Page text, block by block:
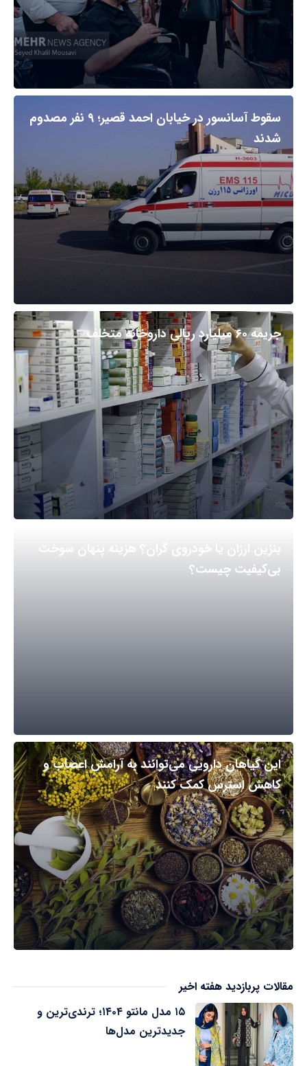
سقوط آسانسور در خیابان احمد قصیر؛ ۹ نفر مصدوم
شدند
جریمه ۶۰ میلیارد ریالی داروخانه متخلف
بنزین ارزان یا خودروی گران؟ هزینه پنهان سوخت
بی‌کیفیت چیست؟
این گیاهان دارویی می‌توانند به آرامش اعصاب و
کاهش استرس کمک کنند
مقالات پربازدید هفته اخیر
۱۵ مدل مانتو ۱۴۰۴؛ ترندی‌ترین و
جدیدترین مدل‌ها